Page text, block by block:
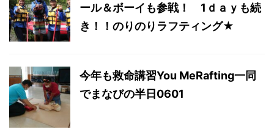
ール＆ボーイも参戦！ 1ｄａｙも続
き！！のりのりラフティング★
今年も救命講習You MeRafting一同
でまなびの半日0601